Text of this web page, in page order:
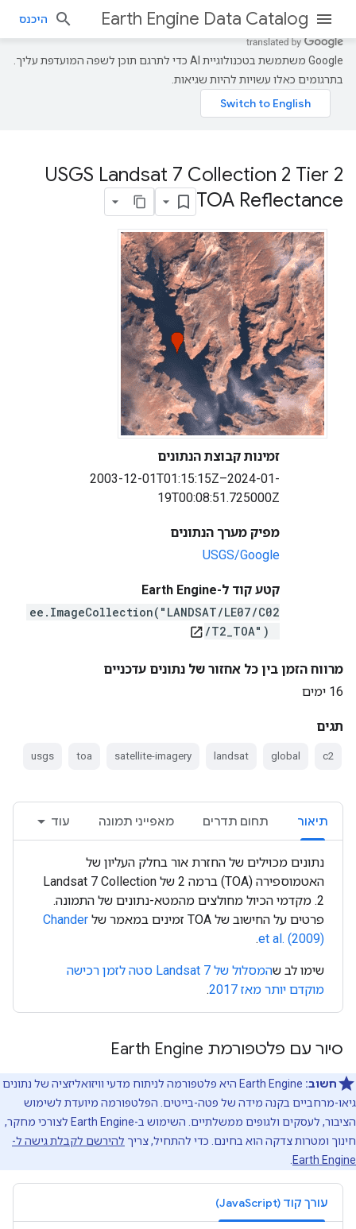
Earth Engine Data Catalog היכנס
‫Google משתמשת בטכנולוגיית AI כדי לתרגם תוכן לשפה המועדפת עליך.
בתרגומים כאלו עשויות להיות שגיאות.
USGS Landsat 7 Collection 2 Tier 2
TOA Reflectance
זמינות קבוצת הנתונים
2003-12-01T01:15:15Z–2024-01-
19T00:08:51.725000Z
מפיק מערך הנתונים
USGS/Google
קטע קוד ל-Earth Engine
ee.ImageCollection("LANDSAT/LE07/C02
/T2_TOA")
open_in_new
מרווח הזמן בין כל אחזור של נתונים עדכניים
16 ימים
תגים
c2
global
landsat
satellite-imagery
toa
usgs
תיאור תחום תדרים מאפייני תמונה עוד
נתונים מכוילים של החזרת אור בחלק העליון של
האטמוספירה (TOA) ברמה 2 של Landsat 7 Collection
2. מקדמי הכיול מחולצים מהמטא-נתונים של התמונה.
פרטים על החישוב של TOA זמינים במאמר של
Chander
et al. (2009)
.
שימו לב ש
המסלול של Landsat 7 סטה לזמן רכישה
מוקדם יותר מאז 2017
.
סיור עם פלטפורמת Earth Engine
חשוב:
‫Earth Engine היא פלטפורמה לניתוח מדעי וויזואליזציה של נתונים
גיאו-מרחביים בקנה מידה של פטה-בייטים. הפלטפורמה מיועדת לשימוש
הציבור, לעסקים ולגופים ממשלתיים. השימוש ב-Earth Engine לצורכי מחקר,
חינוך ומטרות צדקה הוא בחינם. כדי להתחיל, צריך להירשם לקבלת גישה ל-
Earth Engine
עורך קוד (JavaScript)